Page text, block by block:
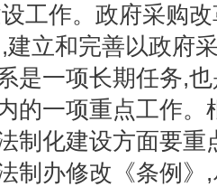
工作。政府采购
立和完善以政府
是一项长期任务,
的一项重点工作。
制化建设方面要重
制办修改《条例》